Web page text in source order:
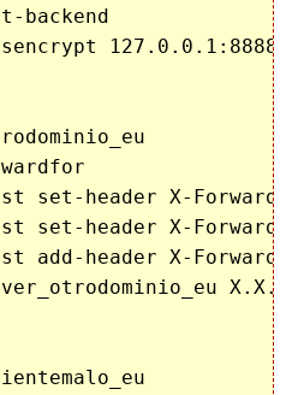
backend
set-header X-
set-header X-
add-header X-